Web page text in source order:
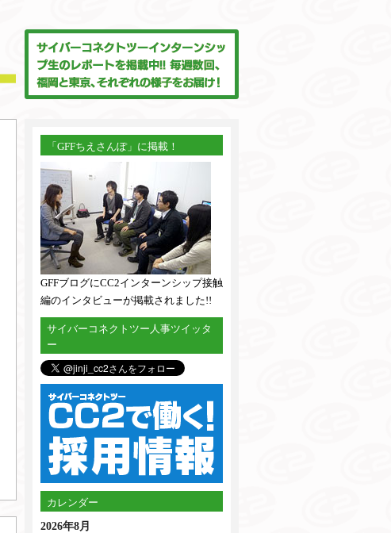
「GFFちえさんぽ」に掲載！
GFFブログにCC2インターンシップ接触
編のインタビューが掲載されました!!
サイバーコネクトツー人事ツイッタ
ー
カレンダー
2026年8月